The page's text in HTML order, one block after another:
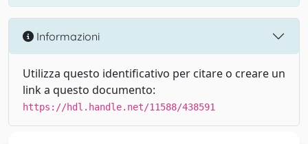
Informazioni
Utilizza questo identificativo per citare o creare un
link a questo documento:
https://hdl.handle.net/11588/438591